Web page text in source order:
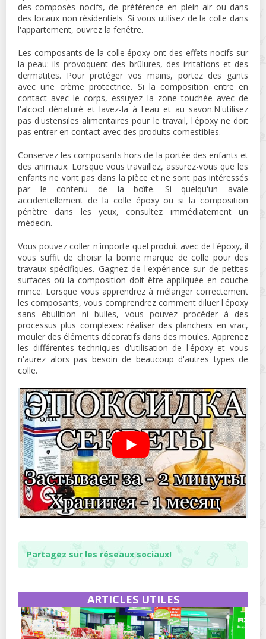
des composés nocifs, de préférence en plein air ou dans
des locaux non résidentiels. Si vous utilisez de la colle dans
l'appartement, ouvrez la fenêtre.
Les composants de la colle époxy ont des effets nocifs sur
la peau: ils provoquent des brûlures, des irritations et des
dermatites. Pour protéger vos mains, portez des gants
avec une crème protectrice. Si la composition entre en
contact avec le corps, essuyez la zone touchée avec de
l'alcool dénaturé et lavez-la à l'eau et au savon.N'utilisez
pas d'ustensiles alimentaires pour le travail, l'époxy ne doit
pas entrer en contact avec des produits comestibles.
Conservez les composants hors de la portée des enfants et
des animaux. Lorsque vous travaillez, assurez-vous que les
enfants ne vont pas dans la pièce et ne sont pas intéressés
par le contenu de la boîte. Si quelqu'un avale
accidentellement de la colle époxy ou si la composition
pénètre dans les yeux, consultez immédiatement un
médecin.
Vous pouvez coller n'importe quel produit avec de l'époxy, il
vous suffit de choisir la bonne marque de colle pour des
travaux spécifiques. Gagnez de l'expérience sur de petites
surfaces où la composition doit être appliquée en couche
mince. Lorsque vous apprendrez à mélanger correctement
les composants, vous comprendrez comment diluer l'époxy
sans ébullition ni bulles, vous pouvez procéder à des
processus plus complexes: réaliser des planchers en vrac,
mouler des éléments décoratifs dans des moules. Apprenez
les différentes techniques d'utilisation de l'époxy et vous
n'aurez alors pas besoin de beaucoup d'autres types de
colle.
Partagez sur les réseaux sociaux!
ARTICLES UTILES